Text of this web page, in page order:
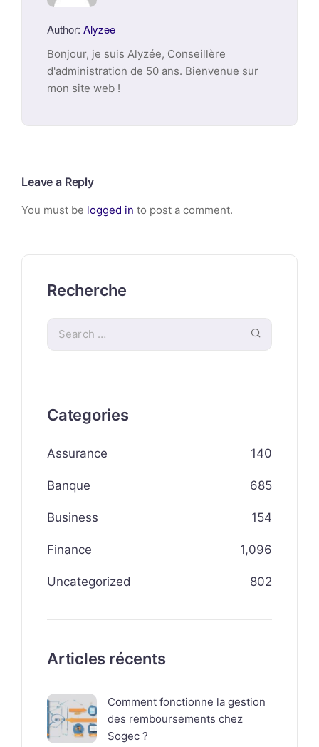
Author: Alyzee
Bonjour, je suis Alyzée, Conseillère
d'administration de 50 ans. Bienvenue sur
mon site web !
Leave a Reply
You must be logged in to post a comment.
Recherche
Categories
Assurance 140
Banque 685
Business 154
Finance 1,096
Uncategorized 802
Articles récents
Comment fonctionne la gestion
des remboursements chez
Sogec ?